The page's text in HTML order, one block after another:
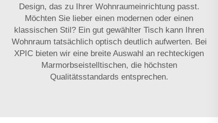
Design, das zu Ihrer Wohnraumeinrichtung passt.
Möchten Sie lieber einen modernen oder einen
klassischen Stil? Ein gut gewählter Tisch kann Ihren
Wohnraum tatsächlich optisch deutlich aufwerten. Bei
XPIC bieten wir eine breite Auswahl an rechteckigen
Marmorbseistelltischen, die höchsten
Qualitätsstandards entsprechen.